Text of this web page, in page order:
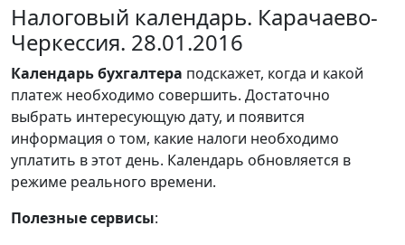
Налоговый календарь. Карачаево-
Черкессия. 28.01.2016
Календарьбухгалтера подскажет, когда и какой
платеж необходимо совершить. Достаточно
выбрать интересующую дату, и появится
информация о том, какие налоги необходимо
уплатить в этот день. Календарь обновляется в
режиме реального времени.
Полезные сервисы: